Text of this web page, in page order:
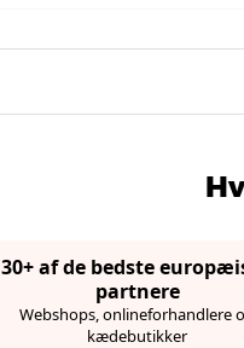
30+ af de bedste
partnere
Webshops, onlineforhandlere
kædebutikker